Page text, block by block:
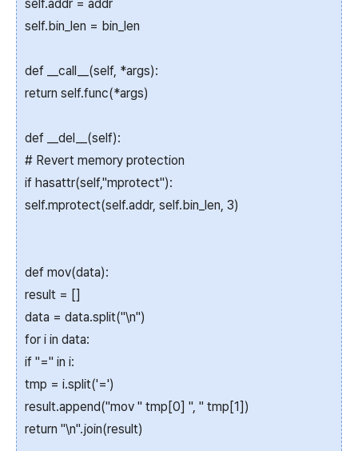
self.addr = addr
self.bin_len = bin_len
def __call__(self, *args):
return self.func(*args)
def __del__(self):
# Revert memory protection
if hasattr(self,"mprotect"):
self.mprotect(self.addr, self.bin_len, 3)
def mov(data):
result = []
data = data.split("\n")
for i in data:
if "=" in i:
tmp = i.split('=')
result.append("mov " tmp[0] ", " tmp[1])
return "\n".join(result)